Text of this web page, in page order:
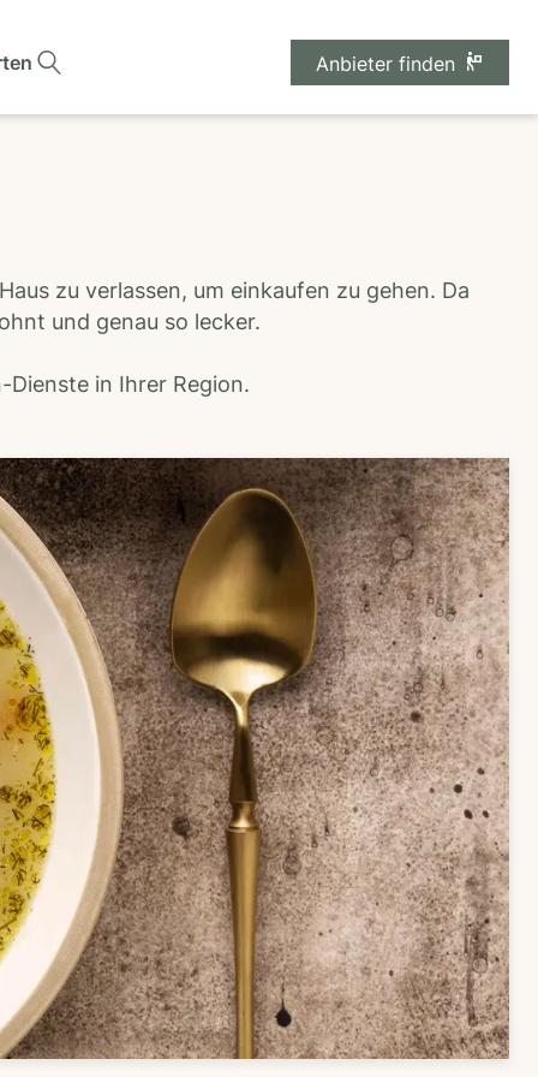
Anbieter finden
zu verlassen, um einkaufen zu gehen. Da
und genau so lecker.
Dienste in Ihrer Region.